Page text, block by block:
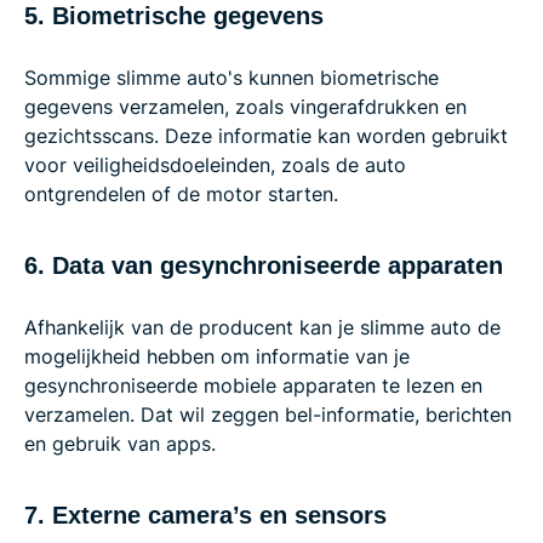
5. Biometrische gegevens
Sommige slimme auto's kunnen biometrische
gegevens verzamelen, zoals vingerafdrukken en
gezichtsscans. Deze informatie kan worden gebruikt
voor veiligheidsdoeleinden, zoals de auto
ontgrendelen of de motor starten.
6. Data van gesynchroniseerde apparaten
Afhankelijk van de producent kan je slimme auto de
mogelijkheid hebben om informatie van je
gesynchroniseerde mobiele apparaten te lezen en
verzamelen. Dat wil zeggen bel-informatie, berichten
en gebruik van apps.
7. Externe camera’s en sensors